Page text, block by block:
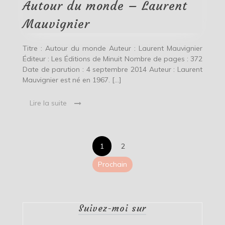
Mauvignier
Autour du monde – Laurent
Mauvignier
Titre : Autour du monde Auteur : Laurent Mauvignier
Éditeur : Les Éditions de Minuit Nombre de pages : 372
Date de parution : 4 septembre 2014 Auteur : Laurent
Mauvignier est né en 1967. […]
Lire la suite
Pagination
des
1
2
Prochain
Suivez-moi sur